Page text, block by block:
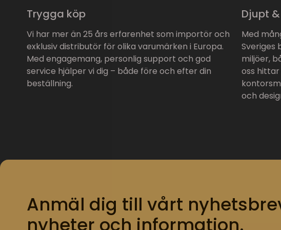
Trygga köp
Vi har mer än 25 års erfarenhet som importör och
exklusiv distributör för olika varumärken i Europa.
Med engagemang, personlig support och god
service hjälper vi dig – både före och efter din
beställning.
Djupt
Med
Sveriges
miljöer,
oss
och
Anmäl dig till vårt
nyheter och information.